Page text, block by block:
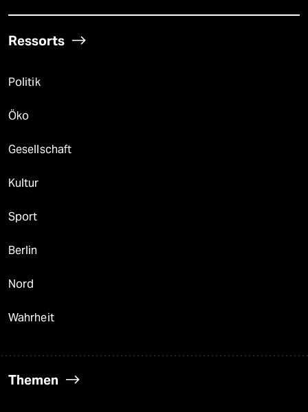
Ressorts
Politik
Öko
Gesellschaft
Kultur
Sport
Berlin
Nord
Wahrheit
Themen